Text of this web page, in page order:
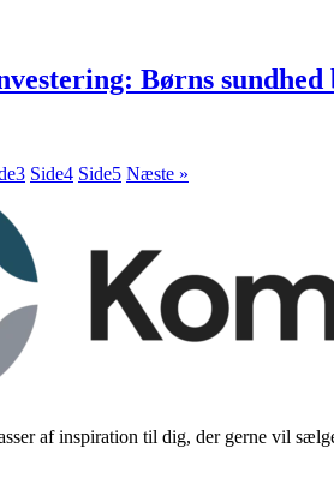
Børns
3 Side4 Side5 Næste »
af inspiration til dig, der gerne vil